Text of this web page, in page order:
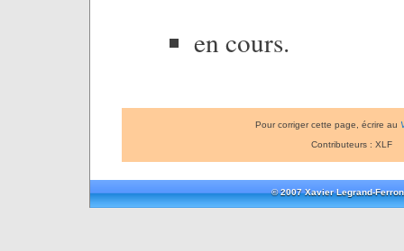
en cours.
Pour corriger cette page, écrire au
Contributeurs : XLF
© 2007 Xavier Legrand-